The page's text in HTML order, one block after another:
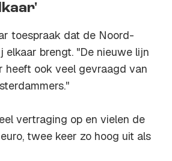
toespraak dat de Noord-
elkaar brengt. "De nieuwe lijn
heeft ook veel gevraagd van
vertraging op en vielen de
twee keer zo hoog uit als